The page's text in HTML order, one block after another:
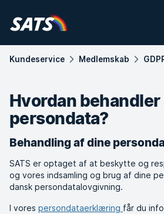
Kundeservice Medlemskab
Hvordan behandler
persondata?
Behandling af dine
SATS er optaget af at beskytte og
og vores indsamling og brug af dine
dansk persondatalovgivning.
I vores persondataerklæring får du